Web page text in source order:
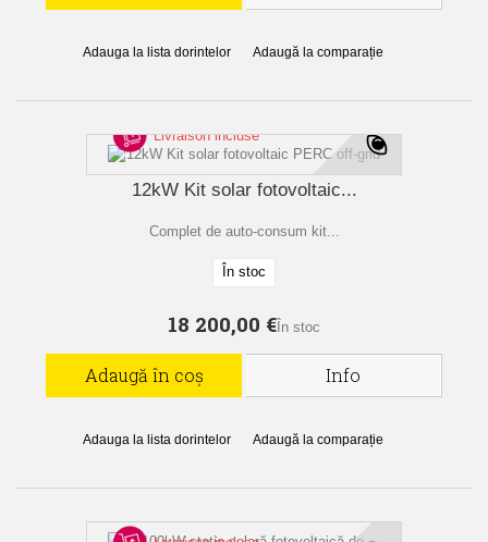
Adauga la lista dorintelor Adaugă la comparație
Livraison incluse
12kW Kit solar fotovoltaic...
Complet de auto-consum kit...
În stoc
18 200,00 € În stoc
Adaugă în coș Info
Adauga la lista dorintelor Adaugă la comparație